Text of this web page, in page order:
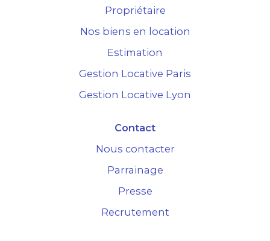
Propriétaire
Nos biens en location
Estimation
Gestion Locative Paris
Gestion Locative Lyon
Contact
Nous contacter
Parrainage
Presse
Recrutement